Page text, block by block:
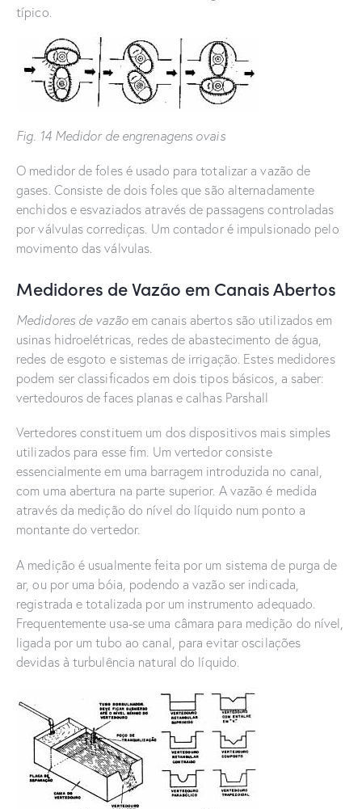
típico.
Fig. 14 Medidor de engrenagens ovais
O medidor de foles é usado para totalizar a vazão de
gases. Consiste de dois foles que são alternadamente
enchidos e esvaziados através de passagens controladas
por válvulas corrediças. Um contador é impulsionado pelo
movimento das válvulas.
Medidores de Vazão em Canais Abertos
Medidores de vazãoem canais abertos são utilizados em
usinas hidroelétricas, redes de abastecimento de água,
redes de esgoto e sistemas de irrigação. Estes medidores
podem ser classificados em dois tipos básicos, a saber:
vertedouros de faces planas e calhas Parshall
Vertedores constituem um dos dispositivos mais simples
utilizados para esse fim. Um vertedor consiste
essencialmente em uma barragem introduzida no canal,
com uma abertura na parte superior. A vazão é medida
através da medição do nível do líquido num ponto a
montante do vertedor.
A medição é usualmente feita por um sistema de purga de
ar, ou por uma bóia, podendo a vazão ser indicada,
registrada e totalizada por um instrumento adequado.
Frequentemente usa-se uma câmara para medição do nível,
ligada por um tubo ao canal, para evitar oscilações
devidas à turbulência natural do líquido.